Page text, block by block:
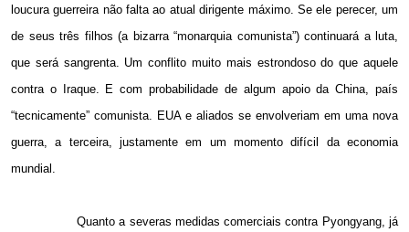
loucura guerreira não falta ao atual dirigente máximo. Se ele perecer, um
de seus três filhos (a bizarra “monarquia comunista”) continuará a luta,
que será sangrenta. Um conflito muito mais estrondoso do que aquele
contra o Iraque. E com probabilidade de algum apoio da China, país
“tecnicamente” comunista. EUA e aliados se envolveriam em uma nova
guerra, a terceira, justamente em um momento difícil da economia
mundial.
Quanto a severas medidas comerciais contra Pyongyang, já